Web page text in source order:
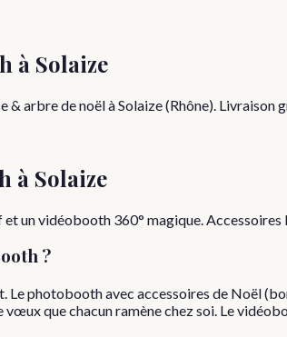
à Solaize
arbre de noël à Solaize (Rhône). Livraison
à Solaize
vidéobooth 360° magique. Accessoires
?
photobooth avec accessoires de Noël
que chacun ramène chez soi. Le